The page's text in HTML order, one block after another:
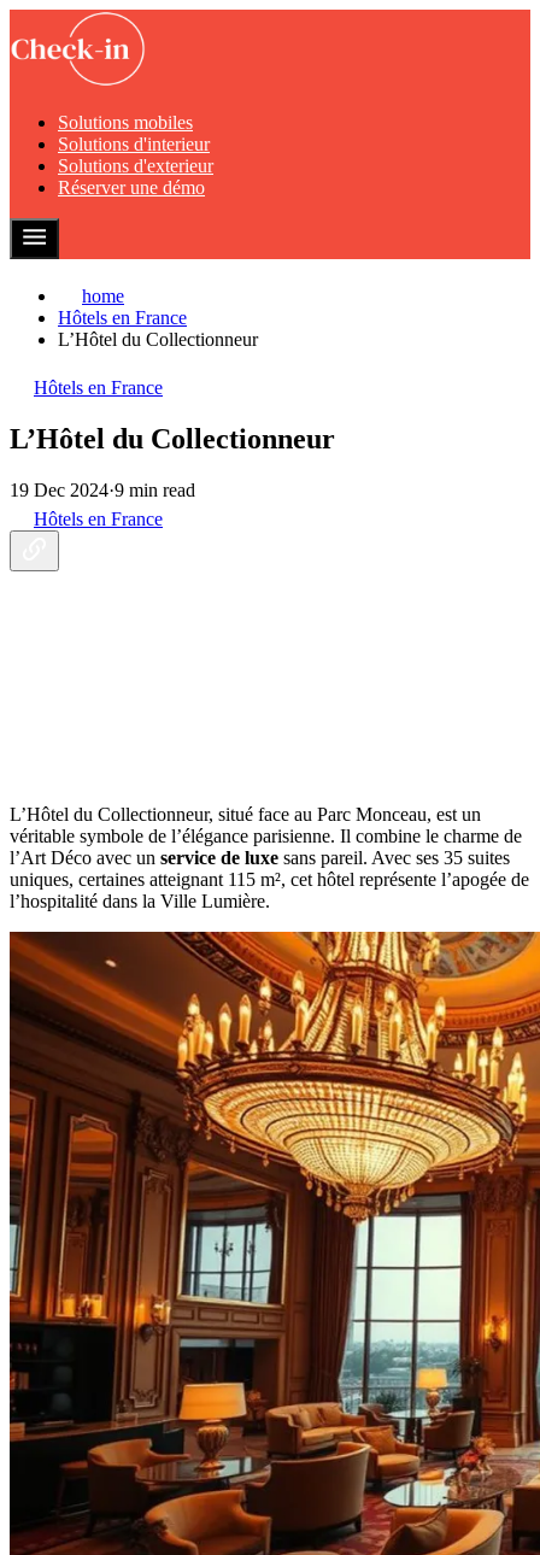
Solutions mobiles
Solutions d'interieur
Solutions d'exterieur
Réserver une démo
home
Hôtels en France
L’Hôtel du Collectionneur
Hôtels en France
L’Hôtel du Collectionneur
19 Dec 2024·9 min read
Hôtels en France
L’Hôtel du Collectionneur, situé face au Parc Monceau, est un
véritable symbole de l’élégance parisienne. Il combine le charme de
l’Art Déco avec un service de luxe sans pareil. Avec ses 35 suites
uniques, certaines atteignant 115 m², cet hôtel représente l’apogée de
l’hospitalité dans la Ville Lumière.